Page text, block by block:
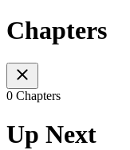
Chapters
0 Chapters
Up Next